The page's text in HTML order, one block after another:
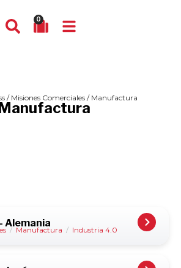
0
/ Misiones Comerciales / Manufactura
Alemania
/ Manufactura / Industria 4.0